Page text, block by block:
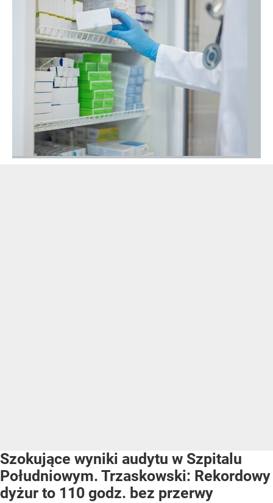
Szokujące wyniki audytu w Szpitalu
Południowym. Trzaskowski: Rekordowy
dyżur to 110 godz. bez przerwy